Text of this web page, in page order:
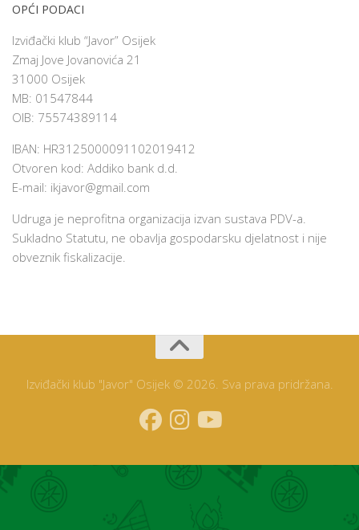
OPĆI PODACI
Izviđački klub “Javor” Osijek
Zmaj Jove Jovanovića 21
31000 Osijek
MB: 01547844
OIB: 75574389114
IBAN: HR3125000091102019412
Otvoren kod: Addiko bank d.d.
E-mail: ikjavor@gmail.com
Udruga je neprofitna organizacija izvan sustava PDV-a.
Sukladno Statutu, ne obavlja gospodarsku djelatnost i nije
obveznik fiskalizacije.
Izviđački klub "Javor" Osijek © 2026. Sva prava pridržana.